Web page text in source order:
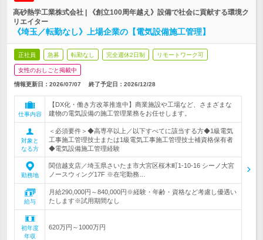
高砂熱学工業株式会社 | 《創立100周年越え》設備で社会に貢献する環境ク
リエイター
《埼玉／転勤なし》上場企業の【電気設備施工管理】
正社員 急募 転勤なし 完全週休2日制 リモートワーク可
女性のおしごと掲載中
情報更新日：2026/07/07 終了予定日： 2026/12/28
仕事内容
【DX化・働き方改革推進中】商業施設や工場など、さまざまな
建物の電気設備の施工管理業務をお任せします。
対象と
なる方
＜必須要件＞◆高専卒以上／以下すべてに該当する方◆1級電気
工事施工管理技士または1級電気工事施工管理技士補資格保有者
◆電気設備施工管理経験
勤務地
関信越支店／埼玉県さいたま市大宮区桜木町1-10-16 シーノ大宮
ノースウィング17F ※在宅勤務…
給与
月給290,000円～840,000円※経験・年齢・資格など考慮し優遇い
たします※試用期間なし
初年度
年収
620万円～1000万円